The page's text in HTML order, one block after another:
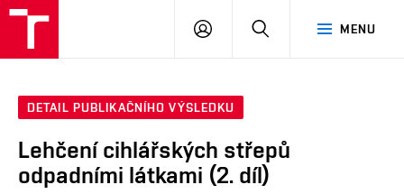
MENU
PŘIHLÁSIT
DETAIL PUBLIKAČNÍHO VÝSLEDKU
Lehčení cihlářských střepů
odpadními látkami (2. díl)